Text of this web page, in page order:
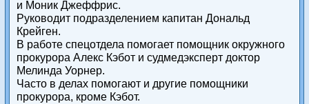
и Моник Джеффрис.
Руководит подразделением капитан Дональд
Крейген.
В работе спецотдела помогает помощник окружного
прокурора Алекс Кэбот и судмедэксперт доктор
Мелинда Уорнер.
Часто в делах помогают и другие помощники
прокурора, кроме Кэбот.